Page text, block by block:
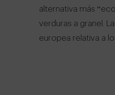
alternativa más
verduras a granel.
europea relativa a